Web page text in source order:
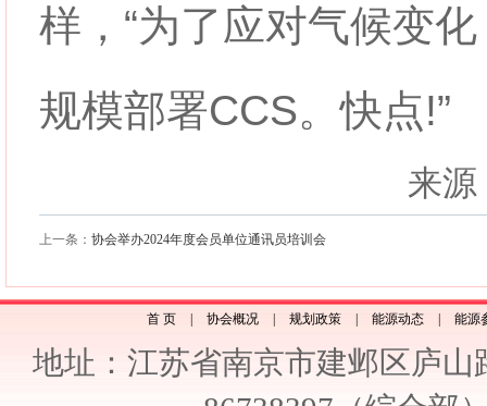
样，“为了应对气候变
规模部署CCS。快点!”
来源
上一条： 协会举办2024年度会员单位通讯员培训会
首 页 | 协会概况 | 规划政策 | 能源动态 | 能源
地址：江苏省南京市建邺区庐山